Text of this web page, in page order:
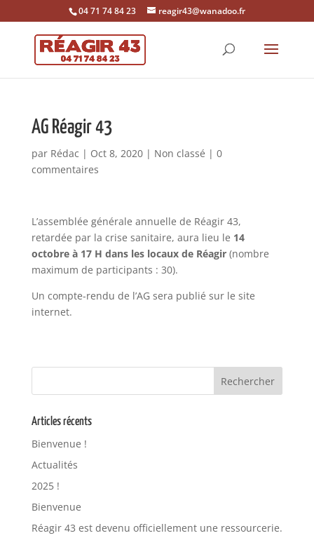
04 71 74 84 23 reagir43@wanadoo.fr
AG Réagir 43
par Rédac | Oct 8, 2020| Non classé | 0
commentaires
L’assemblée générale annuelle de Réagir 43,
retardée par la crise sanitaire, aura lieu le 14
octobre à 17 H dans les locaux de Réagir(nombre
maximum de participants : 30).
Un compte-rendu de l’AG sera publié sur le site
internet.
Articles récents
Bienvenue !
Actualités
2025 !
Bienvenue
Réagir 43 est devenu officiellement une ressourcerie.